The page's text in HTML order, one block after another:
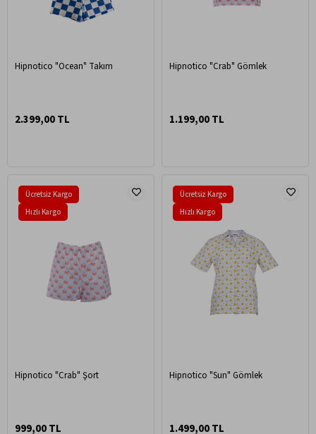
Hipnotico "Ocean" Takım
2.399,00 TL
Hipnotico "Crab" Gömlek
1.199,00 TL
Hipnotico "Crab" Şort
999,00 TL
Ücretsiz Kargo
Hızlı Kargo
Hipnotico "Sun" Gömlek
1.499,00 TL
Ücretsiz Kargo
Hızlı Kargo